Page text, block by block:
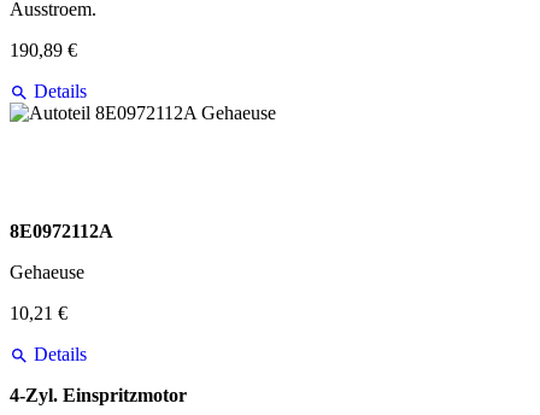
Ausstroem.
190,89 €
Details
8E0972112A
Gehaeuse
10,21 €
Details
4-Zyl. Einspritzmotor